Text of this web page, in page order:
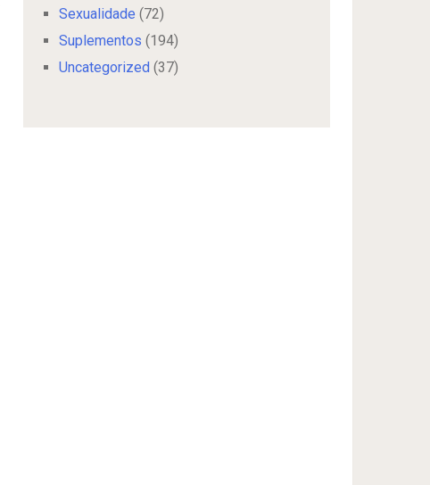
Sexualidade (72)
Suplementos (194)
Uncategorized (37)